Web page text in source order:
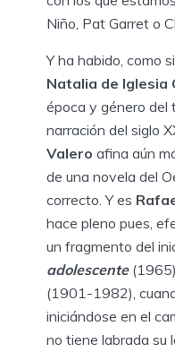
Niño, Pat Garret o
Y ha habido, como
Natalia de lglesia
época y género del
narración del siglo
Valero afina aún
de una novela del
correcto. Y es
hace pleno pues,
un fragmento del
adolescente
(1901-1982),
iniciándose en el
no tiene labrada su